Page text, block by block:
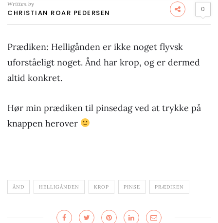
Written by
CHRISTIAN ROAR PEDERSEN 0
Prædiken: Helligånden er ikke noget flyvsk
uforståeligt noget. Ånd har krop, og er dermed
altid konkret.
Hør min prædiken til pinsedag ved at trykke på
knappen herover
ÅND HELLIGÅNDEN KROP PINSE PRÆDIKEN